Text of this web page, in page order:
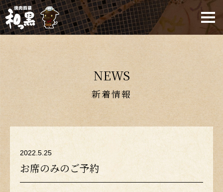
NEWS
新着情報
2022.5.25
お席のみのご予約